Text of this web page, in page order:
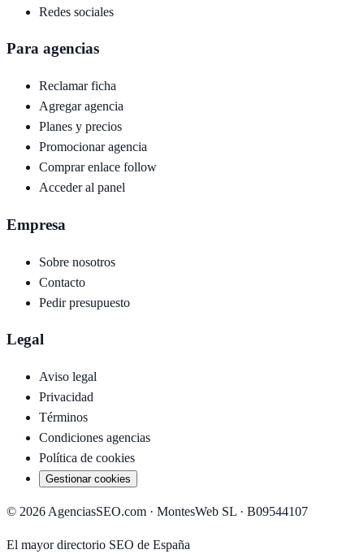
Redes sociales
Para agencias
Reclamar ficha
Agregar agencia
Planes y precios
Promocionar agencia
Comprar enlace follow
Acceder al panel
Empresa
Sobre nosotros
Contacto
Pedir presupuesto
Legal
Aviso legal
Privacidad
Términos
Condiciones agencias
Política de cookies
Gestionar cookies
© 2026 AgenciasSEO.com · MontesWeb SL · B09544107
El mayor directorio SEO de España